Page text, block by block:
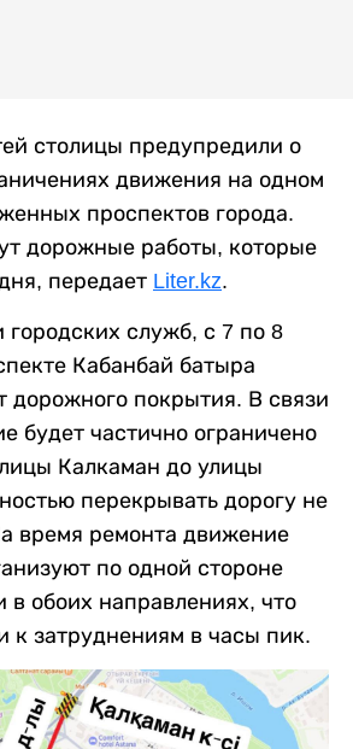
столицы предупредили о
движения на одном
проспектов города.
дорожные работы, которые
передает Liter.kz.
служб, с 7 по 8
Кабанбай батыра
дорожного покрытия. В связи
будет частично ограничено
Калкаман до улицы
перекрывать дорогу не
время ремонта движение
по одной стороне
в обоих направлениях, что
к затруднениям в часы пик.